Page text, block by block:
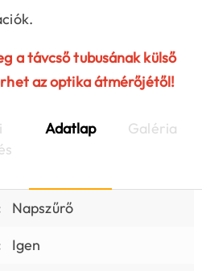
a távcső tubusának külső
az optika átmérőjétől!
Adatlap Galéria
Napszűrő
Igen